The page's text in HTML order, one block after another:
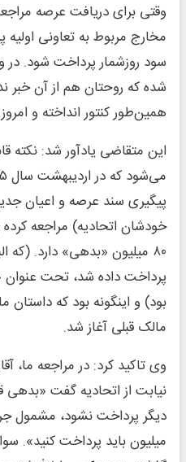
وقتی برای دریافت عرصه
مخارج مربوط به تعاونی اولیه
سود روزشمار پرداخت شود. در
شده که روحتان هم از آن خبر
همین‌طور کنتور انداخته و
این متقاضی یادآور شد: نکته
پیگیری سند عرصه و اعیان
خودشان اتحادیه) مراجعه
۸۰ میلیون «بدهی» دارد.
پرداخت داده شد، تحت عنوان
بود) و اینگونه بود که
مالک قبلی آغاز شد.
وی تاکید کرد: در مراجعه ما،
نیابت از اتحادیه گفت «بدهی
میلیون باید پرداخت کنید».